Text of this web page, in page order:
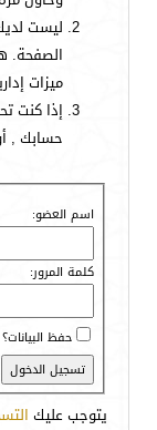
ليست
الصفحة.
ميزات
إذا كنت
حسابك ,
اسم العضو:
كلمة المرور:
حفظ البيانات؟
يتوجب عليك